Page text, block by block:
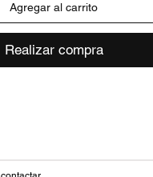
Agregar al carrito
Realizar compra